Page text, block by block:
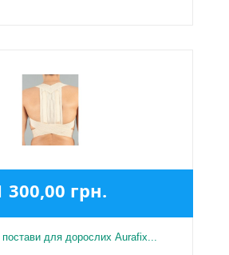
300,00 грн.
постави для дорослих Aurafix...